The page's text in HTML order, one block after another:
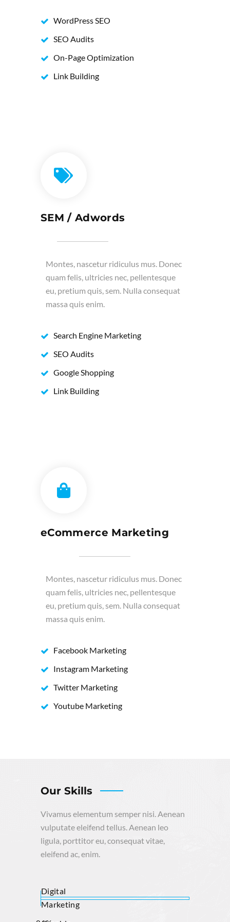
WordPress SEO
SEO Audits
On-Page Optimization
Link Building
SEM / Adwords
Montes, nascetur ridiculus mus. Donec
quam felis, ultricies nec, pellentesque
eu, pretium quis, sem. Nulla consequat
massa quis enim.
Search Engine Marketing
SEO Audits
Google Shopping
Link Building
eCommerce Marketing
Montes, nascetur ridiculus mus. Donec
quam felis, ultricies nec, pellentesque
eu, pretium quis, sem. Nulla consequat
massa quis enim.
Facebook Marketing
Instagram Marketing
Twitter Marketing
Youtube Marketing
Our Skills
Vivamus elementum semper nisi. Aenean
vulputate eleifend tellus. Aenean leo
ligula, porttitor eu, consequat vitae,
eleifend ac, enim.
Digital
Marketing